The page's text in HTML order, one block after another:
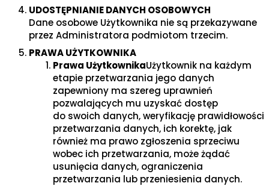
UDOSTĘPNIANIE DANYCH OSOBOWYCH
Dane osobowe Użytkownika nie są przekazywane
przez Administratora podmiotom trzecim.
PRAWA UŻYTKOWNIKA
Prawa UżytkownikaUżytkownik na każdym
etapie przetwarzania jego danych
zapewniony ma szereg uprawnień
pozwalających mu uzyskać dostęp
do swoich danych, weryfikację prawidłowości
przetwarzania danych, ich korektę, jak
również ma prawo zgłoszenia sprzeciwu
wobec ich przetwarzania, może żądać
usunięcia danych, ograniczenia
przetwarzania lub przeniesienia danych.